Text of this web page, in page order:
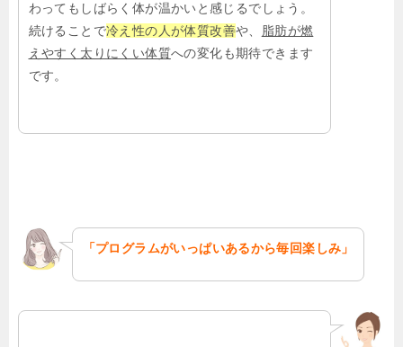
わってもしばらく体が温かいと感じるでしょう。
続けることで冷え性の人が体質改善や、 脂肪が燃
えやすく太りにくい体質への変化も期待できます
です。
「プログラムがいっぱいあるから毎回楽しみ」